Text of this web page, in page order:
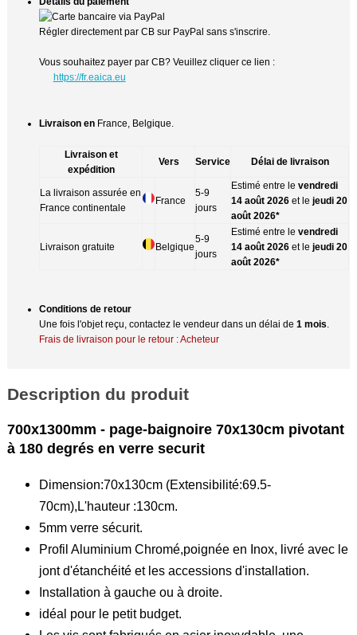
Régler directement par CB sur PayPal sans s'inscrire.
Vous souhaitez payer par CB? Veuillez cliquer ce lien :
https://fr.eaica.eu
Livraison en France, Belgique.
Livraison et
expédition
Vers Service Délai de livraison
La livraison assurée en
France continentale
France
5-9
jours
Estimé entre levendredi
14 août 2026 et lejeudi 20
août 2026*
Livraison gratuite Belgique
5-9
jours
Estimé entre levendredi
14 août 2026 et lejeudi 20
août 2026*
Conditions de retour
Une fois l'objet reçu, contactez le vendeur dans un délai de1 mois
Frais de livraison pour le retour : Acheteur
Description du produit
700x1300mm - page-baignoire 70x130cm pivotant
à 180 degrés en verre securit
Dimension:70x130cm (Extensibilité:69.5-
70cm),L'hauteur :130cm.
5mm verre sécurit.
Profil Aluminium Chromé,poignée en Inox, livré avec le
jont d'étanchéité et les accessions d'installation.
Installation à gauche ou à droite.
idéal pour le petit budget.